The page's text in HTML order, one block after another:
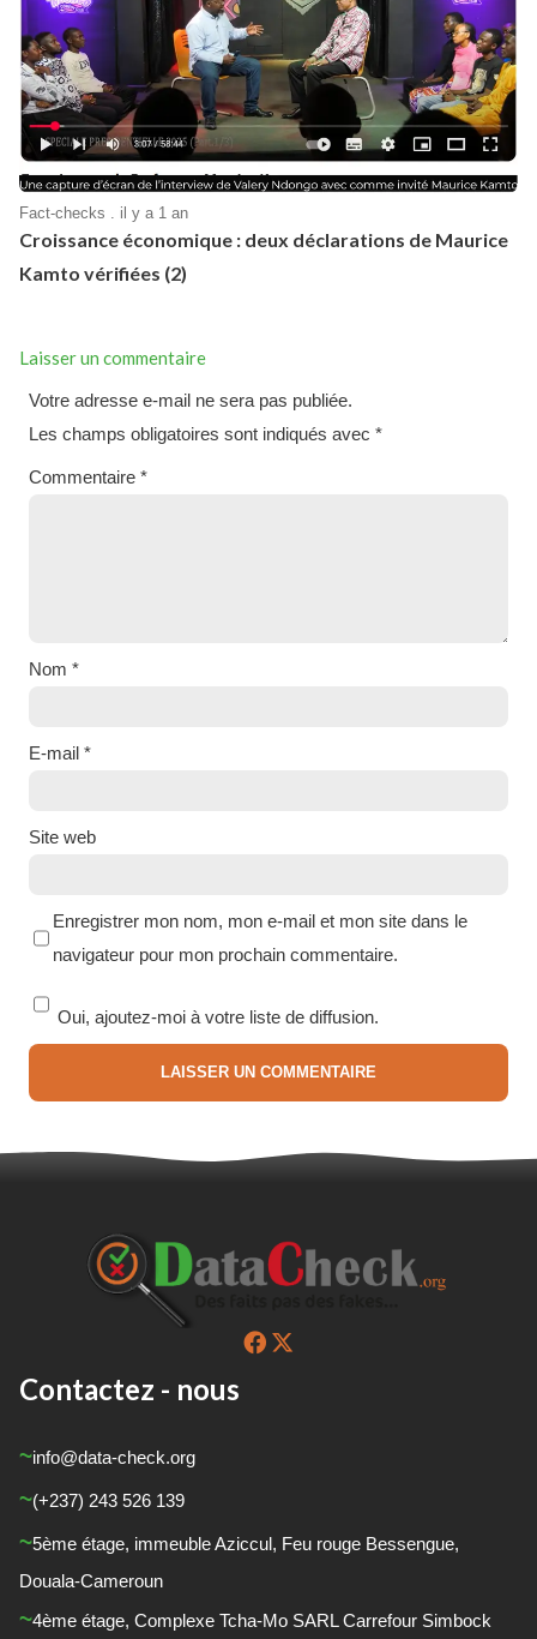
Fact-checks . il y a 1 an
Croissance économique : deux déclarations de Maurice
Kamto vérifiées (2)
Laisser un commentaire
Votre adresse e-mail ne sera pas publiée.
Les champs obligatoires sont indiqués avec *
Commentaire *
Nom *
E-mail *
Site web
Enregistrer mon nom, mon e-mail et mon site dans le
navigateur pour mon prochain commentaire.
Oui, ajoutez-moi à votre liste de diffusion.
Contactez - nous
info@data-check.org
(+237) 243 526 139
5ème étage, immeuble Aziccul, Feu rouge Bessengue,
Douala-Cameroun
4ème étage, Complexe Tcha-Mo SARL Carrefour Simbock